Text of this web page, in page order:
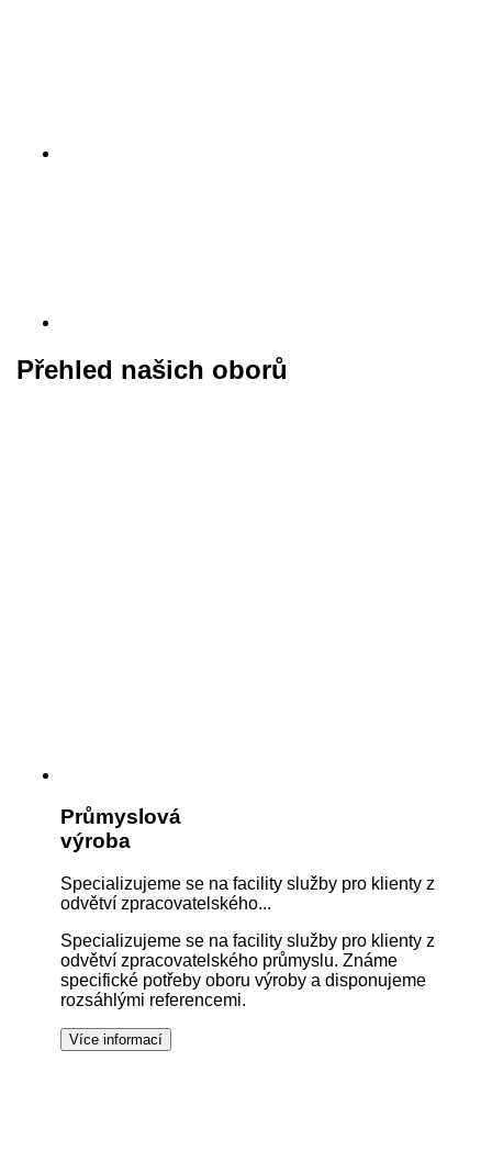
Přehled našich oborů
Průmyslová
výroba
Specializujeme se na facility služby pro klienty z
odvětví zpracovatelského...
Specializujeme se na facility služby pro klienty z
odvětví zpracovatelského průmyslu. Známe
specifické potřeby oboru výroby a disponujeme
rozsáhlými referencemi.